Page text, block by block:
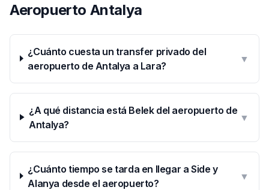
Aeropuerto Antalya
¿Cuánto cuesta un transfer privado del
aeropuerto de Antalya a Lara?
▼
¿A qué distancia está Belek del aeropuerto de
Antalya?
▼
¿Cuánto tiempo se tarda en llegar a Side y
Alanya desde el aeropuerto?
▼